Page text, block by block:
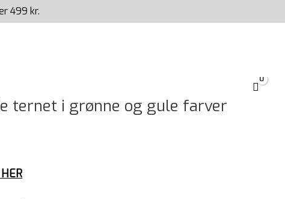
499 kr.
ternet i grønne og gule farver